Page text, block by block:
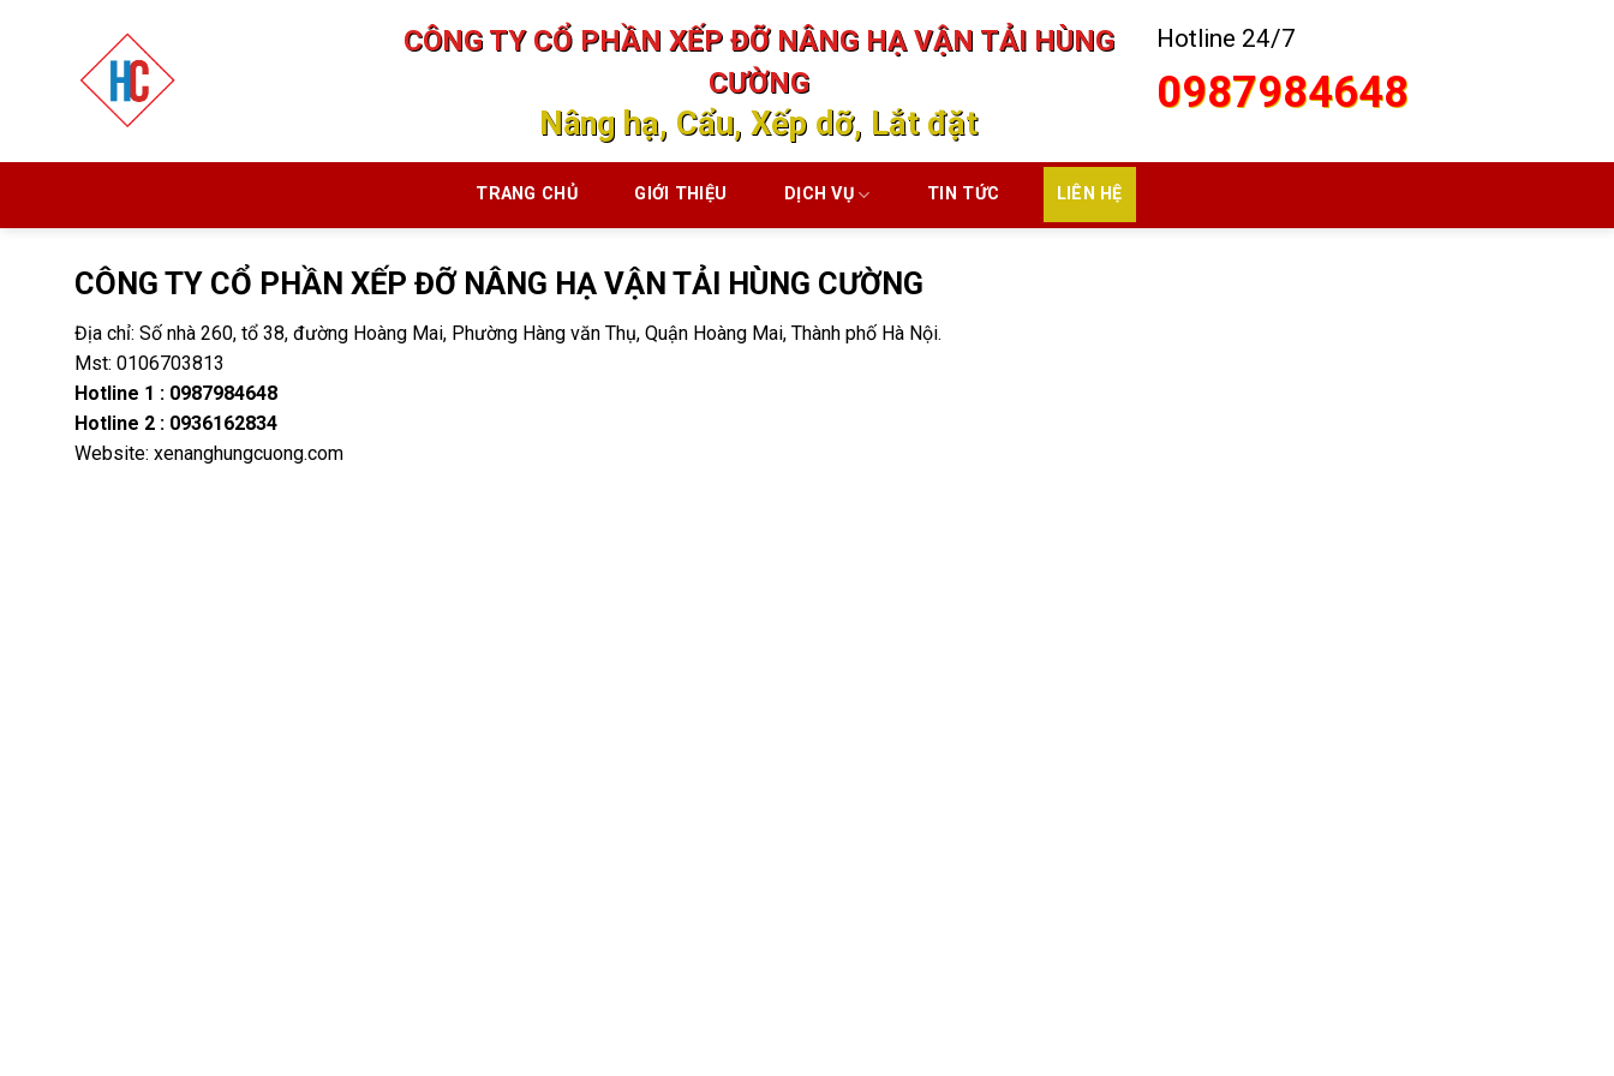
CÔNG TY CỔ PHẦN XẾP ĐỠ NÂNG HẠ VẬN TẢI HÙNG
CƯỜNG
Nâng hạ, Cẩu, Xếp dỡ, Lắt đặt
Hotline 24/7
0987984648
TRANG CHỦ GIỚI THIỆU DỊCH VỤ TIN TỨC LIÊN HỆ
CÔNG TY CỔ PHẦN XẾP ĐỠ NÂNG HẠ VẬN TẢI HÙNG CƯỜNG
Địa chỉ: Số nhà 260, tổ 38, đường Hoàng Mai, Phường Hàng văn Thụ, Quận Hoàng Mai, Thành phố Hà Nội.
Mst: 0106703813
Hotline 1 : 0987984648
Hotline 2 : 0936162834
Website: xenanghungcuong.com